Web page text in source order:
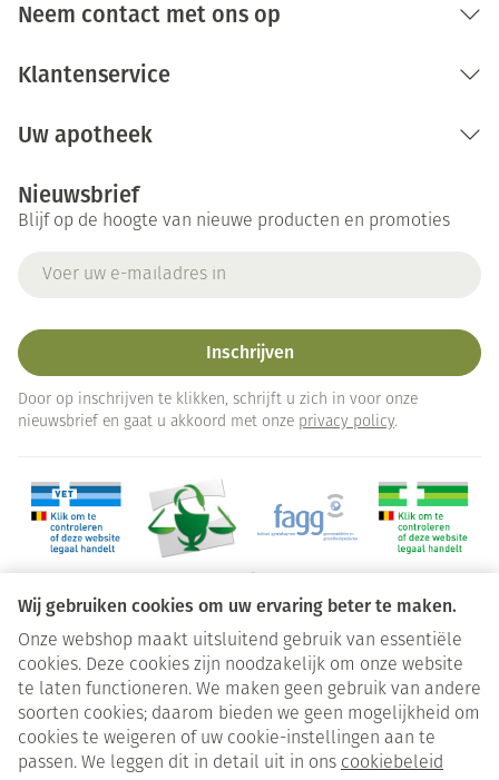
Wij gebruiken cookies om uw ervaring beter te maken.
Onze webshop maakt uitsluitend gebruik van essentiële
cookies. Deze cookies zijn noodzakelijk om onze website
te laten functioneren. We maken geen gebruik van andere
soorten cookies; daarom bieden we geen mogelijkheid om
cookies te weigeren of uw cookie-instellingen aan te
passen. We leggen dit in detail uit in ons cookiebeleid
Neem contact met ons op
Klantenservice
Uw apotheek
Nieuwsbrief
Blijf op de hoogte van nieuwe producten en promoties
Inschrijven
Door op inschrijven te klikken, schrijft u zich in voor onze
nieuwsbrief en gaat u akkoord met onze privacy policy.
Juridische links